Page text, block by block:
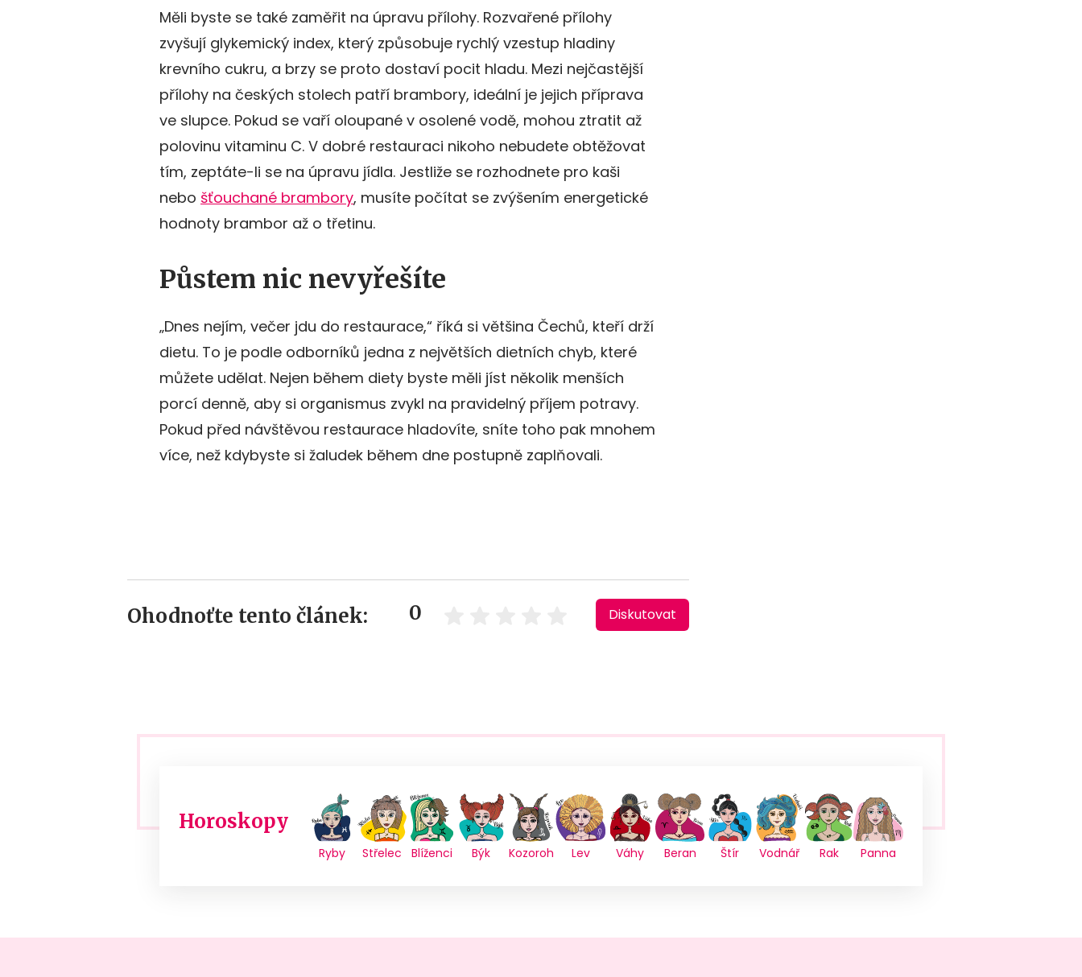
Měli byste se také zaměřit na úpravu přílohy. Rozvařené přílohy
zvyšují glykemický index, který způsobuje rychlý vzestup hladiny
krevního cukru, a brzy se proto dostaví pocit hladu. Mezi nejčastější
přílohy na českých stolech patří brambory, ideální je jejich příprava
ve slupce. Pokud se vaří oloupané v osolené vodě, mohou ztratit až
polovinu vitaminu C. V dobré restauraci nikoho nebudete obtěžovat
tím, zeptáte-li se na úpravu jídla. Jestliže se rozhodnete pro kaši
nebo šťouchané brambory, musíte počítat se zvýšením energetické
hodnoty brambor až o třetinu.
Půstem nic nevyřešíte
„Dnes nejím, večer jdu do restaurace,“ říká si většina Čechů, kteří drží
dietu. To je podle odborníků jedna z největších dietních chyb, které
můžete udělat. Nejen během diety byste měli jíst několik menších
porcí denně, aby si organismus zvykl na pravidelný příjem potravy.
Pokud před návštěvou restaurace hladovíte, sníte toho pak mnohem
více, než kdybyste si žaludek během dne postupně zaplňovali.
Ohodnoťte tento článek: 0 Diskutovat
Horoskopy
Ryby Střelec Blíženci Býk Kozoroh Lev Váhy Beran Štír Vodnář Rak Panna